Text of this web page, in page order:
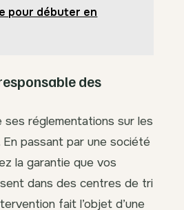
pour débuter en
des
ses réglementations sur les
passant par une société
la garantie que vos
dans des centres de tri
fait l’objet d’une